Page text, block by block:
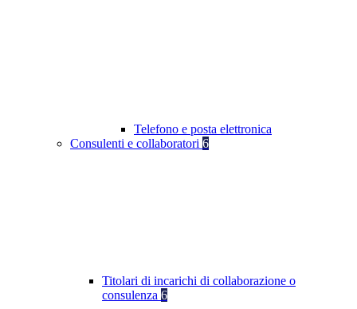
Telefono e posta elettronica
Consulenti e collaboratori 6
Titolari di incarichi di collaborazione o
consulenza 6